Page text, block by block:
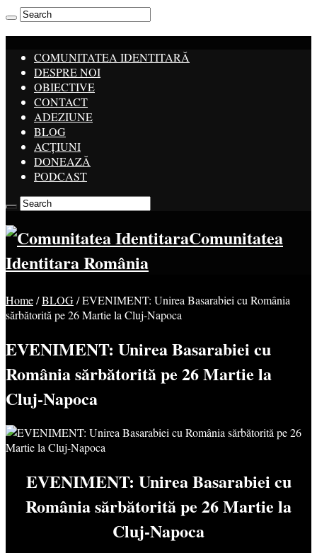
COMUNITATEA IDENTITARĂ
DESPRE NOI
OBIECTIVE
CONTACT
ADEZIUNE
BLOG
ACȚIUNI
DONEAZĂ
PODCAST
Comunitatea
Identitara România
Home/BLOG/EVENIMENT: Unirea Basarabiei cu România
sărbătorită pe 26 Martie la Cluj-Napoca
EVENIMENT: Unirea Basarabiei cu
România sărbătorită pe 26 Martie la
Cluj-Napoca
EVENIMENT: Unirea Basarabiei cu
România sărbătorită pe 26 Martie la
Cluj-Napoca